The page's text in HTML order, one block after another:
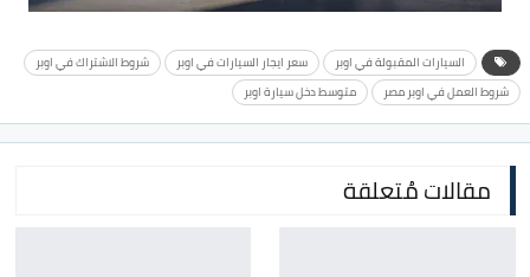
السيارات المقبولة في اوبر سعر ايجار السيارات في اوبر
شروط الاشتراك في اوبر
شروط العمل في اوبر مصر
متوسط دخل سيارة اوبر
مقالات مُتعلقة